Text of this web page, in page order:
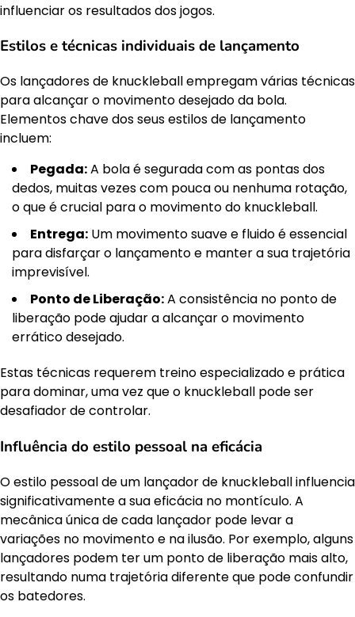
influenciar os resultados dos jogos.
Estilos e técnicas individuais de lançamento
Os lançadores de knuckleball empregam várias técnicas
para alcançar o movimento desejado da bola.
Elementos chave dos seus estilos de lançamento
incluem:
Pegada:A bola é segurada com as pontas dos
dedos, muitas vezes com pouca ou nenhuma rotação,
o que é crucial para o movimento do knuckleball.
Entrega: Um movimento suave e fluido é essencial
para disfarçar o lançamento e manter a sua trajetória
imprevisível.
Ponto de Liberação:A consistência no ponto de
liberação pode ajudar a alcançar o movimento
errático desejado.
Estas técnicas requerem treino especializado e prática
para dominar, uma vez que o knuckleball pode ser
desafiador de controlar.
Influência do estilo pessoal na eficácia
O estilo pessoal de um lançador de knuckleball influencia
significativamente a sua eficácia no montículo. A
mecânica única de cada lançador pode levar a
variações no movimento e na ilusão. Por exemplo, alguns
lançadores podem ter um ponto de liberação mais alto,
resultando numa trajetória diferente que pode confundir
os batedores.